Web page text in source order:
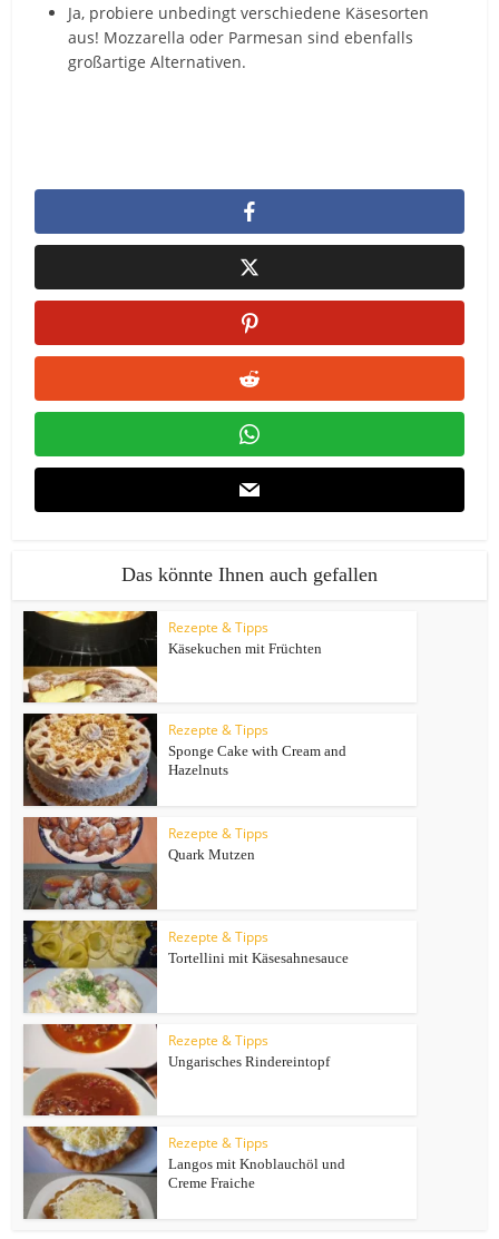
Ja, probiere unbedingt verschiedene Käsesorten
aus! Mozzarella oder Parmesan sind ebenfalls
großartige Alternativen.
Das könnte Ihnen auch gefallen
Rezepte & Tipps
Käsekuchen mit Früchten
Rezepte & Tipps
Sponge Cake with Cream and
Hazelnuts
Rezepte & Tipps
Quark Mutzen
Rezepte & Tipps
Tortellini mit Käsesahnesauce
Rezepte & Tipps
Ungarisches Rindereintopf
Rezepte & Tipps
Langos mit Knoblauchöl und
Creme Fraiche